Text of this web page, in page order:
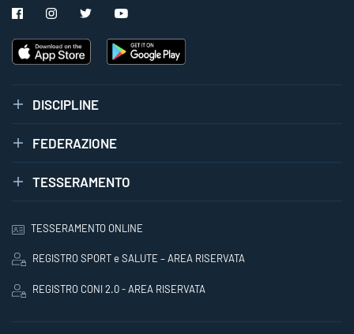
DISCIPLINE
FEDERAZIONE
TESSERAMENTO
TESSERAMENTO ONLINE
REGISTRO SPORT e SALUTE – AREA RISERVATA
REGISTRO CONI 2.0 - AREA RISERVATA